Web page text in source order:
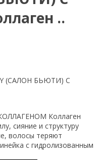
..
(САЛОН БЬЮТИ) С
Коллаген
сияние и структуру
волосы теряют
с гидролизованным